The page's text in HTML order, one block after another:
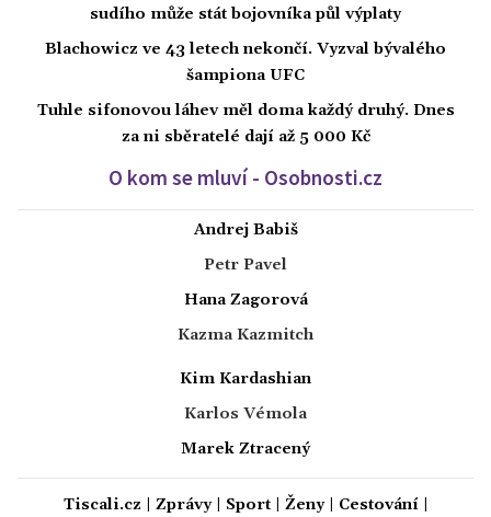
sudího může stát bojovníka půl výplaty
Blachowicz ve 43 letech nekončí. Vyzval bývalého
šampiona UFC
Tuhle sifonovou láhev měl doma každý druhý. Dnes
za ni sběratelé dají až 5 000 Kč
O kom se mluví - Osobnosti.cz
Andrej Babiš
Petr Pavel
Hana Zagorová
Kazma Kazmitch
Kim Kardashian
Karlos Vémola
Marek Ztracený
Tiscali.cz Zprávy| Sport| Ženy| Cestování|